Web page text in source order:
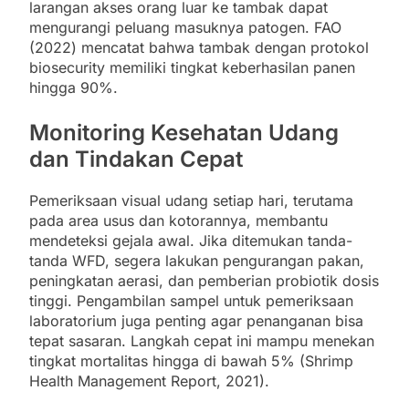
larangan akses orang luar ke tambak dapat
mengurangi peluang masuknya patogen. FAO
(2022) mencatat bahwa tambak dengan protokol
biosecurity memiliki tingkat keberhasilan panen
hingga 90%.
Monitoring Kesehatan Udang
dan Tindakan Cepat
Pemeriksaan visual udang setiap hari, terutama
pada area usus dan kotorannya, membantu
mendeteksi gejala awal. Jika ditemukan tanda-
tanda WFD, segera lakukan pengurangan pakan,
peningkatan aerasi, dan pemberian probiotik dosis
tinggi. Pengambilan sampel untuk pemeriksaan
laboratorium juga penting agar penanganan bisa
tepat sasaran. Langkah cepat ini mampu menekan
tingkat mortalitas hingga di bawah 5% (Shrimp
Health Management Report, 2021).